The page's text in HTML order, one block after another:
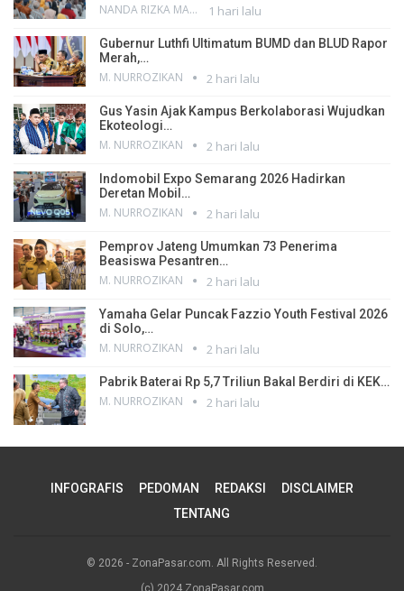
NANDA RIZKA MAHENDRA 1 hari lalu
Gubernur Luthfi Ultimatum BUMD dan BLUD Rapor
Merah,…
M. NURROZIKAN 2 hari lalu
Gus Yasin Ajak Kampus Berkolaborasi Wujudkan
Ekoteologi…
M. NURROZIKAN 2 hari lalu
Indomobil Expo Semarang 2026 Hadirkan
Deretan Mobil…
M. NURROZIKAN 2 hari lalu
Pemprov Jateng Umumkan 73 Penerima
Beasiswa Pesantren…
M. NURROZIKAN 2 hari lalu
Yamaha Gelar Puncak Fazzio Youth Festival 2026
di Solo,…
M. NURROZIKAN 2 hari lalu
Pabrik Baterai Rp 5,7 Triliun Bakal Berdiri di KEK…
M. NURROZIKAN 2 hari lalu
INFOGRAFIS PEDOMAN REDAKSI
DISCLAIMER
TENTANG
© 2026 - ZonaPasar.com. All Rights Reserved.
(c) 2024 ZonaPasar.com